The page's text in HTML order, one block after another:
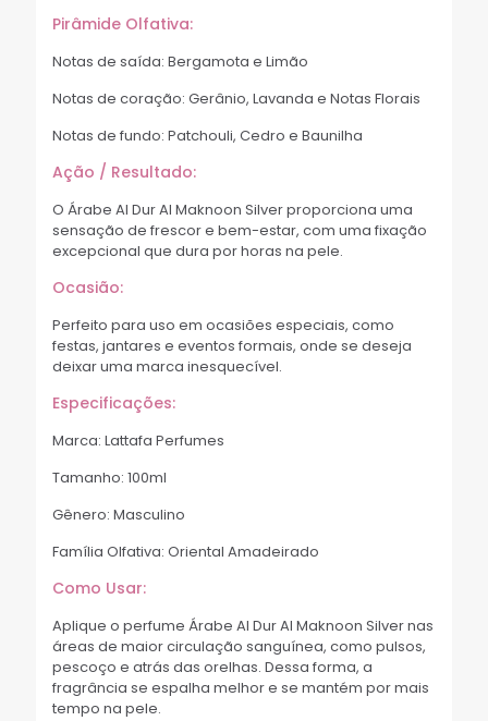
Pirâmide Olfativa:
Notas de saída: Bergamota e Limão
Notas de coração: Gerânio, Lavanda e Notas Florais
Notas de fundo: Patchouli, Cedro e Baunilha
Ação / Resultado:
O Árabe Al Dur Al Maknoon Silver proporciona uma
sensação de frescor e bem-estar, com uma fixação
excepcional que dura por horas na pele.
Ocasião:
Perfeito para uso em ocasiões especiais, como
festas, jantares e eventos formais, onde se deseja
deixar uma marca inesquecível.
Especificações:
Marca: Lattafa Perfumes
Tamanho: 100ml
Gênero: Masculino
Família Olfativa: Oriental Amadeirado
Como Usar:
Aplique o perfume Árabe Al Dur Al Maknoon Silver nas
áreas de maior circulação sanguínea, como pulsos,
pescoço e atrás das orelhas. Dessa forma, a
fragrância se espalha melhor e se mantém por mais
tempo na pele.